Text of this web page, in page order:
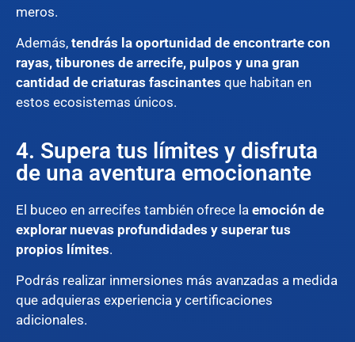
meros.
Además, tendrás la oportunidad de encontrarte con
rayas, tiburones de arrecife, pulpos y una gran
cantidad de criaturas fascinantes que habitan en
estos ecosistemas únicos.
4. Supera tus límites y disfruta
de una aventura emocionante
El buceo en arrecifes también ofrece la emoción de
explorar nuevas profundidades y superar tus
propios límites.
Podrás realizar inmersiones más avanzadas a medida
que adquieras experiencia y certificaciones
adicionales.